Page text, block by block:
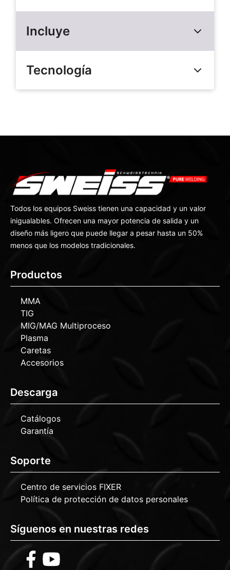
Incluye
Tecnología
Todos los equipos Sweiss tienen una capacidad y un valor
inigualables. Ofrecen una mayor potencia de salida y un
diseño más ligero que puede llegar a pesar hasta un 50%
menos que los modelos tradicionales.
Productos
MMA
TIG
MIG/MAG Multiproceso
Plasma
Caretas
Accesorios
Descarga
Catálogos
Garantía
Soporte
Centro de servicios FIXER
Política de protección de datos personales
Síguenos en nuestras redes